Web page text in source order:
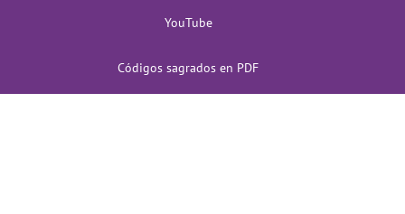
YouTube
Códigos sagrados en PDF